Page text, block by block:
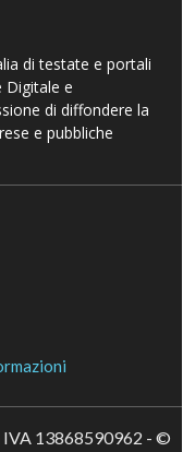
di testate e portali
Digitale e
di diffondere la
e pubbliche
13868590962 - ©